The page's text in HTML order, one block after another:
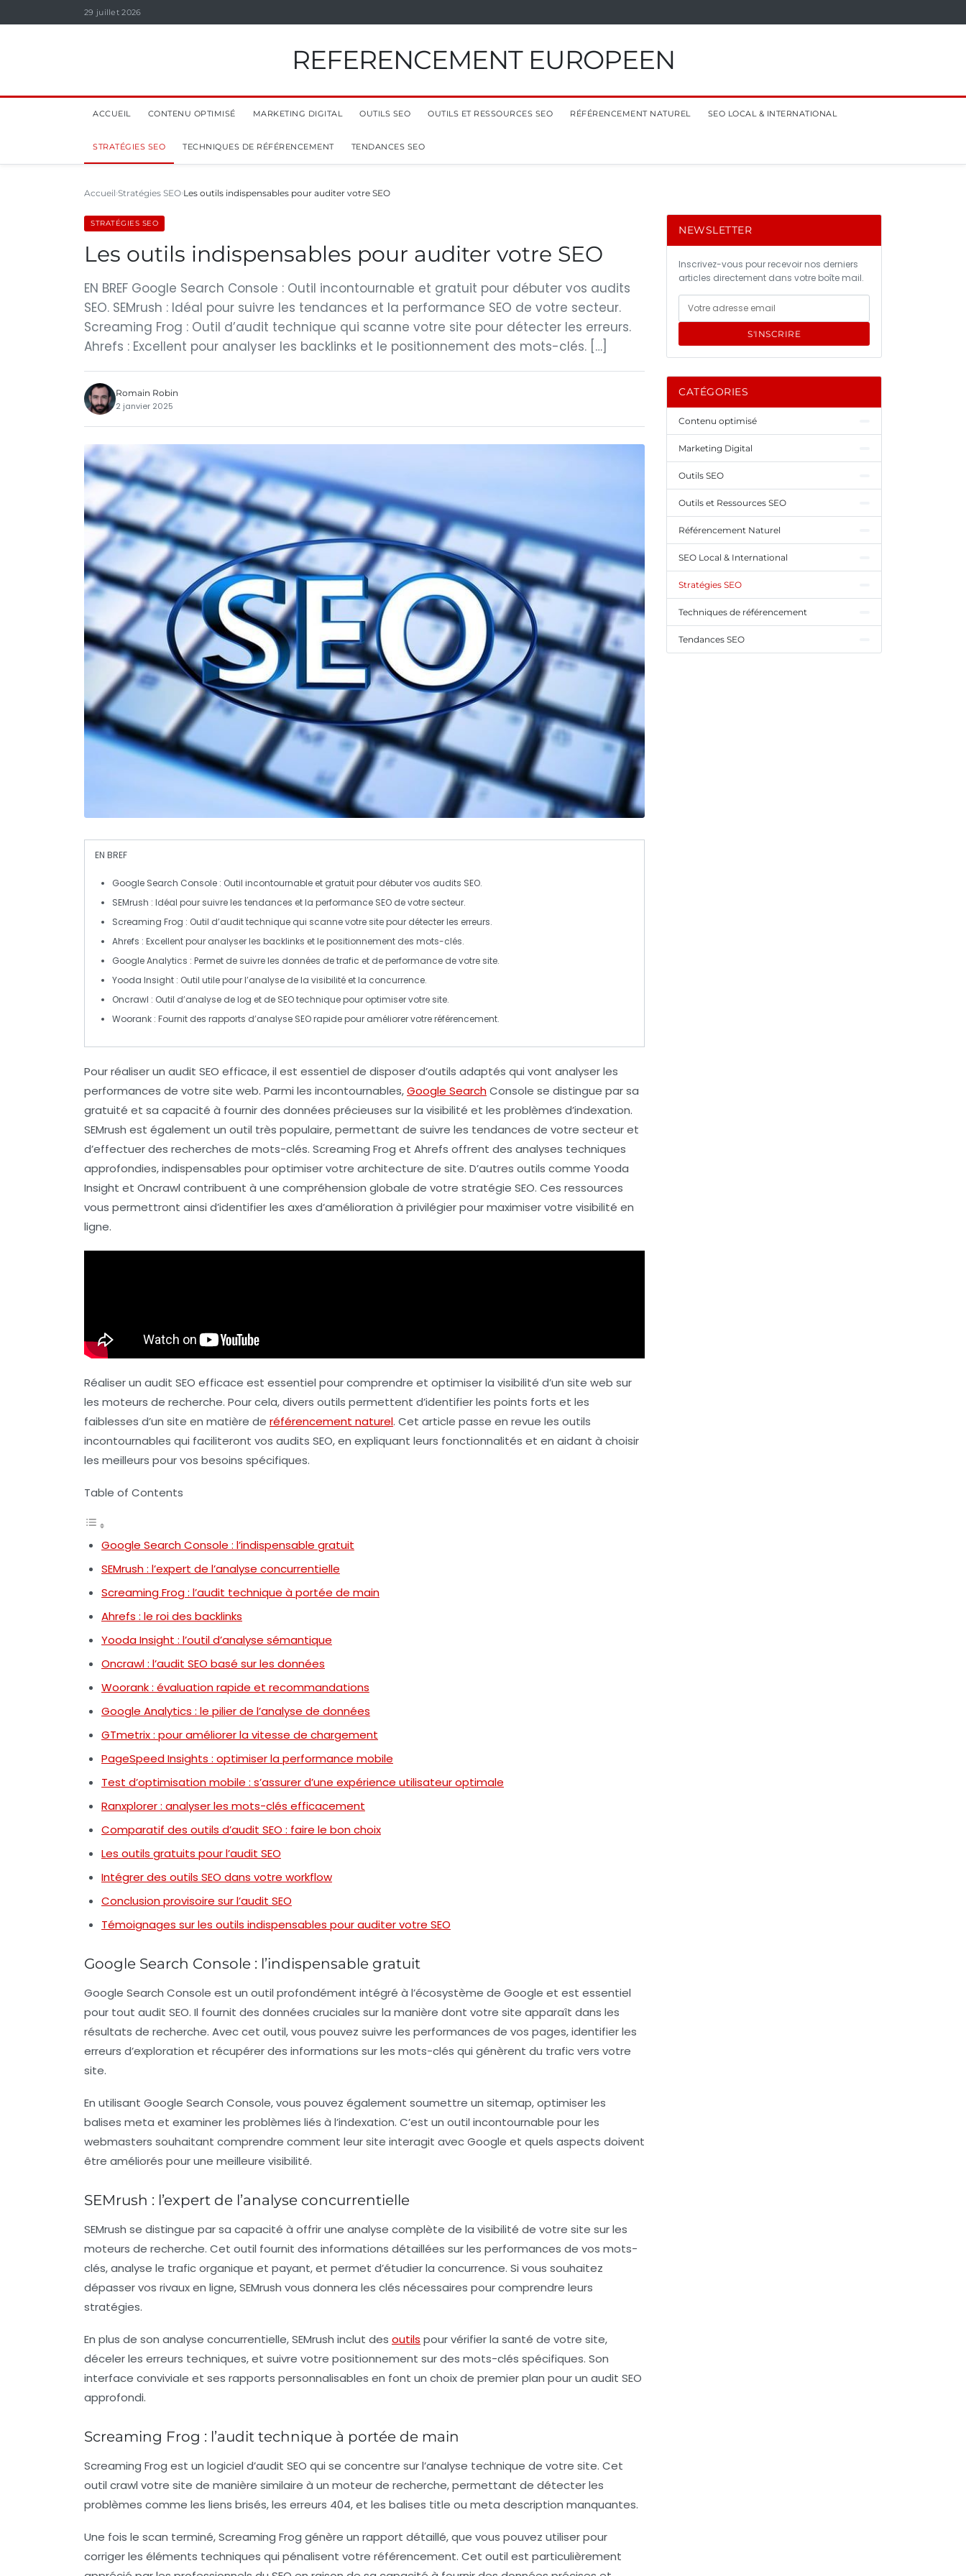
29 juillet 2026
REFERENCEMENT EUROPEEN
ACCUEIL CONTENU OPTIMISÉ MARKETING DIGITAL OUTILS SEO OUTILS ET RESSOURCES SEO RÉFÉRENCEMENT NATUREL SEO LOCAL & INTERNATIONAL
STRATÉGIES SEO TECHNIQUES DE RÉFÉRENCEMENT TENDANCES SEO
Accueil Stratégies SEO Les outils indispensables pour auditer votre SEO
STRATÉGIES SEO
Les outils indispensables pour auditer votre SEO
EN BREF Google Search Console : Outil incontournable et gratuit pour débuter vos audits
SEO. SEMrush : Idéal pour suivre les tendances et la performance SEO de votre secteur.
Screaming Frog : Outil d’audit technique qui scanne votre site pour détecter les erreurs.
Ahrefs : Excellent pour analyser les backlinks et le positionnement des mots-clés. […]
Romain Robin
2 janvier 2025
EN BREF
Google Search Console : Outil incontournable et gratuit pour débuter vos audits SEO.
SEMrush : Idéal pour suivre les tendances et la performance SEO de votre secteur.
Screaming Frog : Outil d’audit technique qui scanne votre site pour détecter les erreurs.
Ahrefs : Excellent pour analyser les backlinks et le positionnement des mots-clés.
Google Analytics : Permet de suivre les données de trafic et de performance de votre site.
Yooda Insight : Outil utile pour l’analyse de la visibilité et la concurrence.
Oncrawl : Outil d’analyse de log et de SEO technique pour optimiser votre site.
Woorank : Fournit des rapports d’analyse SEO rapide pour améliorer votre référencement.
Pour réaliser un audit SEO efficace, il est essentiel de disposer d’outils adaptés qui vont analyser les
performances de votre site web. Parmi les incontournables,Google SearchConsole se distingue par sa
gratuité et sa capacité à fournir des données précieuses sur la visibilité et les problèmes d’indexation.
SEMrush est également un outil très populaire, permettant de suivre les tendances de votre secteur et
d’effectuer des recherches de mots-clés. Screaming Frog et Ahrefs offrent des analyses techniques
approfondies, indispensables pour optimiser votre architecture de site. D’autres outils comme Yooda
Insight et Oncrawl contribuent à une compréhension globale de votre stratégie SEO. Ces ressources
vous permettront ainsi d’identifier les axes d’amélioration à privilégier pour maximiser votre visibilité en
ligne.
Réaliser un audit SEO efficace est essentiel pour comprendre et optimiser la visibilité d’un site web sur
les moteurs de recherche. Pour cela, divers outils permettent d’identifier les points forts et les
faiblesses d’un site en matière de référencement naturel. Cet article passe en revue les outils
incontournables qui faciliteront vos audits SEO, en expliquant leurs fonctionnalités et en aidant à choisir
les meilleurs pour vos besoins spécifiques.
Table of Contents
Google Search Console : l’indispensable gratuit
SEMrush : l’expert de l’analyse concurrentielle
Screaming Frog : l’audit technique à portée de main
Ahrefs : le roi des backlinks
Yooda Insight : l’outil d’analyse sémantique
Oncrawl : l’audit SEO basé sur les données
Woorank : évaluation rapide et recommandations
Google Analytics : le pilier de l’analyse de données
GTmetrix : pour améliorer la vitesse de chargement
PageSpeed Insights : optimiser la performance mobile
Test d’optimisation mobile : s’assurer d’une expérience utilisateur optimale
Ranxplorer : analyser les mots-clés efficacement
Comparatif des outils d’audit SEO : faire le bon choix
Les outils gratuits pour l’audit SEO
Intégrer des outils SEO dans votre workflow
Conclusion provisoire sur l’audit SEO
Témoignages sur les outils indispensables pour auditer votre SEO
Google Search Console : l’indispensable gratuit
Google Search Console est un outil profondément intégré à l’écosystème de Google et est essentiel
pour tout audit SEO. Il fournit des données cruciales sur la manière dont votre site apparaît dans les
résultats de recherche. Avec cet outil, vous pouvez suivre les performances de vos pages, identifier les
erreurs d’exploration et récupérer des informations sur les mots-clés qui génèrent du trafic vers votre
site.
En utilisant Google Search Console, vous pouvez également soumettre un sitemap, optimiser les
balises meta et examiner les problèmes liés à l’indexation. C’est un outil incontournable pour les
webmasters souhaitant comprendre comment leur site interagit avec Google et quels aspects doivent
être améliorés pour une meilleure visibilité.
SEMrush : l’expert de l’analyse concurrentielle
SEMrush se distingue par sa capacité à offrir une analyse complète de la visibilité de votre site sur les
moteurs de recherche. Cet outil fournit des informations détaillées sur les performances de vos mots-
clés, analyse le trafic organique et payant, et permet d’étudier la concurrence. Si vous souhaitez
dépasser vos rivaux en ligne, SEMrush vous donnera les clés nécessaires pour comprendre leurs
stratégies.
En plus de son analyse concurrentielle, SEMrush inclut des outils pour vérifier la santé de votre site,
déceler les erreurs techniques, et suivre votre positionnement sur des mots-clés spécifiques. Son
interface conviviale et ses rapports personnalisables en font un choix de premier plan pour un audit SEO
approfondi.
Screaming Frog : l’audit technique à portée de main
Screaming Frog est un logiciel d’audit SEO qui se concentre sur l’analyse technique de votre site. Cet
outil crawl votre site de manière similaire à un moteur de recherche, permettant de détecter les
problèmes comme les liens brisés, les erreurs 404, et les balises title ou meta description manquantes.
Une fois le scan terminé, Screaming Frog génère un rapport détaillé, que vous pouvez utiliser pour
corriger les éléments techniques qui pénalisent votre référencement. Cet outil est particulièrement
NEWSLETTER
Inscrivez-vous pour recevoir nos derniers
articles directement dans votre boîte mail.
S'INSCRIRE
CATÉGORIES
Contenu optimisé
Marketing Digital
Outils SEO
Outils et Ressources SEO
Référencement Naturel
SEO Local & International
Stratégies SEO
Techniques de référencement
Tendances SEO